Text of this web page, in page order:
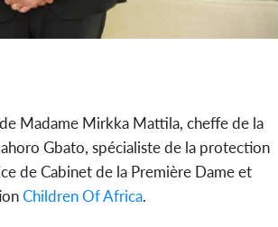
Madame Mirkka Mattila, cheffe de la
Gbato, spécialiste de la protection
de Cabinet de la Première Dame et
Children Of Africa.